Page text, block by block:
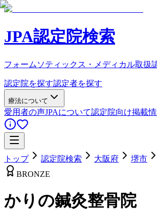
JPA認定院検索
フォームソティックス・メディカル取扱
認定院を探す認定者を探す
療法について
愛用者の声JPAについて認定院向け掲載
トップ 認定院検索 大阪府 堺市
BRONZE
かりの鍼灸整骨院